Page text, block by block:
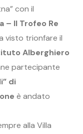
con il
– II Trofeo Re
visto trionfare il
Alberghiero
partecipante
di
è andato
alla Villa